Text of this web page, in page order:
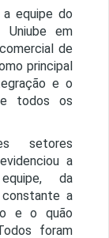
equipe do
em
de
principal
e o
todos os
setores
a
da
a
e o quão
foram